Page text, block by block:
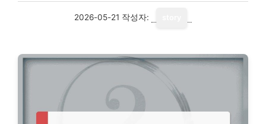
2026-05-21 작성자: